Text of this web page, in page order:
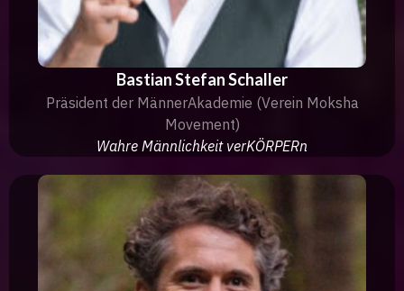
Bastian Stefan Schaller
Präsident der MännerAkademie (Verein Moksha
Movement)
Wahre Männlichkeit verKÖRPERn